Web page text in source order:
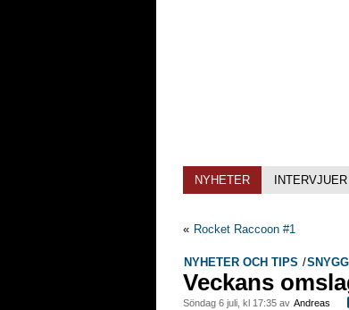
NYHETER INTERVJUER
« Rocket Raccoon #1
NYHETER OCH TIPS /
Veckans
söndag 6 juli, kl 17:35 av Andreas